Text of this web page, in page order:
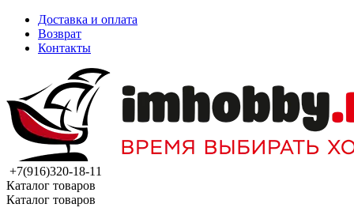
Доставка и оплата
Возврат
Контакты
+7(916)320-18-11
Каталог товаров
Каталог товаров